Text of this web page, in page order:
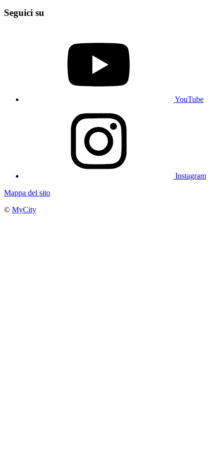
Seguici su
YouTube
Instagram
Mappa del sito
© MyCity